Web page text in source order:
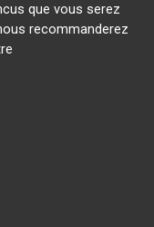
que vous serez
recommanderez